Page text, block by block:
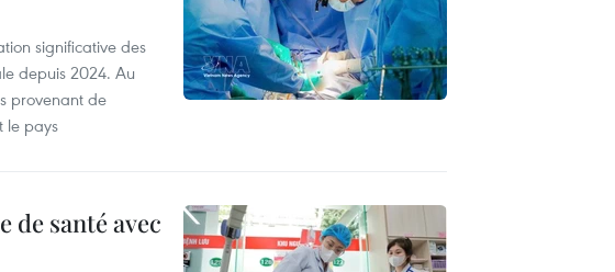
significative des
depuis 2024. Au
provenant de
le pays
santé avec